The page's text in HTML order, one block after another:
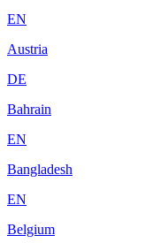
EN
Austria
DE
Bahrain
EN
Bangladesh
EN
Belgium